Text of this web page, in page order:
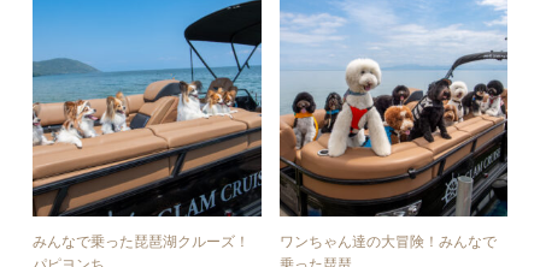
みんなで乗った琵琶湖クルーズ！
ワンちゃん達の大冒険！みんなで